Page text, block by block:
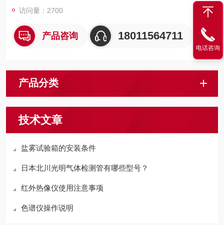
访问量：2700
产品咨询 18011564711
产品分类
技术文章
盐雾试验箱的安装条件
日本北川光明气体检测管有哪些型号？
红外热像仪使用注意事项
色谱仪操作说明
电话咨询